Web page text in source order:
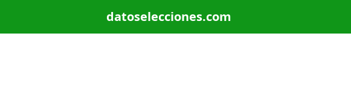
datoselecciones.com